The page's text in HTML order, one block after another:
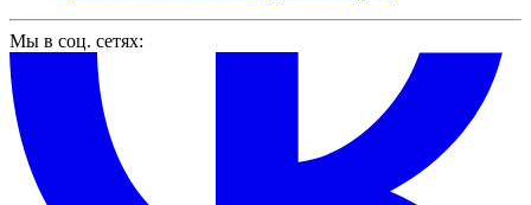
Мы в соц. сетях: